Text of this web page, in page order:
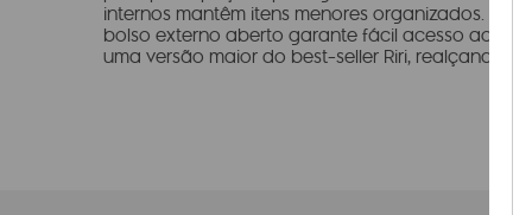
internos mantêm itens menores organizados. A
bolso externo aberto garante fácil acesso aos
uma versão maior do best-seller Riri, realçando